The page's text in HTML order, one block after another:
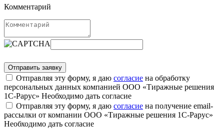
Комментарий
Отправляя эту форму, я даю согласие на обработку
персональных данных компанией ООО «Тиражные решения
1С-Рарус» Необходимо дать согласие
Отправляя эту форму, я даю согласие на получение email-
рассылки от компании ООО «Тиражные решения 1С-Рарус»
Необходимо дать согласие